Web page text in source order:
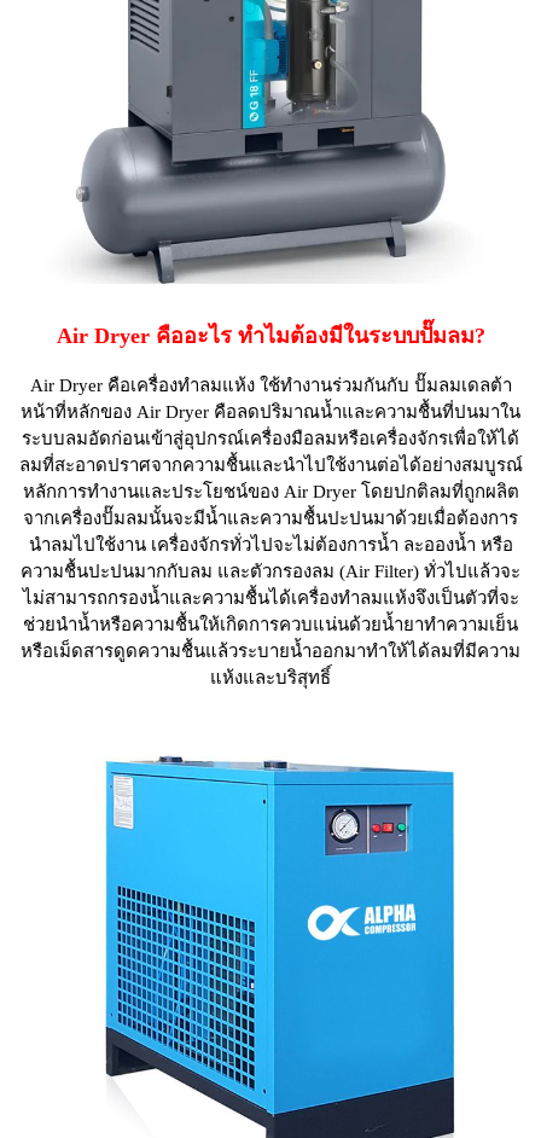
Air Dryer คืออะไร ทำไมต้องมีในระบบปั๊มลม?
Air Dryer คือเครื่องทำลมแห้ง ใช้ทำงานร่วมกันกับ ปั๊มลมเดลต้า
หน้าที่หลักของ Air Dryer คือลดปริมาณน้ำและความชื้นที่ปนมาใน
ระบบลมอัดก่อนเข้าสู่อุปกรณ์เครื่องมือลมหรือเครื่องจักรเพื่อให้ได้
ลมที่สะอาดปราศจากความชื้นและนำไปใช้งานต่อได้อย่างสมบูรณ์
หลักการทำงานและประโยชน์ของ Air Dryer โดยปกติลมที่ถูกผลิต
จากเครื่องปั๊มลมนั้นจะมีน้ำและความชื้นปะปนมาด้วยเมื่อต้องการ
นำลมไปใช้งาน เครื่องจักรทั่วไปจะไม่ต้องการน้ำ ละอองน้ำ หรือ
ความชื้นปะปนมากกับลม และตัวกรองลม (Air Filter) ทั่วไปแล้วจะ
ไม่สามารถกรองน้ำและความชื้นได้เครื่องทำลมแห้งจึงเป็นตัวที่จะ
ช่วยนำน้ำหรือความชื้นให้เกิดการควบแน่นด้วยน้ำยาทำความเย็น
หรือเม็ดสารดูดความชื้นแล้วระบายน้ำออกมาทำให้ได้ลมที่มีความ
แห้งและบริสุทธิ์